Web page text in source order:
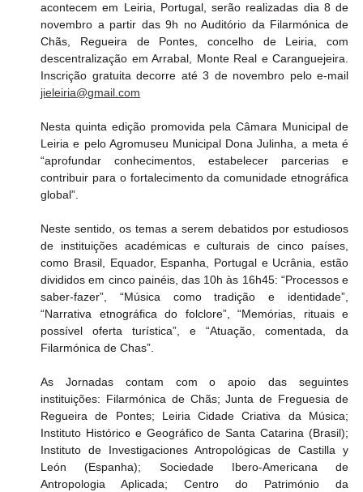
acontecem em Leiria, Portugal, serão realizadas dia 8 de
novembro a partir das 9h no Auditório da Filarmónica de
Chãs, Regueira de Pontes, concelho de Leiria, com
descentralização em Arrabal, Monte Real e Caranguejeira.
jieleiria@gmail.com
Nesta quinta edição promovida pela Câmara Municipal de
Leiria e pelo Agromuseu Municipal Dona Julinha, a meta é
“aprofundar conhecimentos, estabelecer parcerias e
contribuir para o fortalecimento da comunidade etnográfica
global”.
Neste sentido, os temas a serem debatidos por estudiosos
de instituições académicas e culturais de cinco países,
como Brasil, Equador, Espanha, Portugal e Ucrânia, estão
divididos em cinco painéis, das 10h às 16h45: “Processos e
saber-fazer”, “Música como tradição e identidade”,
“Narrativa etnográfica do folclore”, “Memórias, rituais e
possível oferta turística”, e “Atuação, comentada, da
Filarmónica de Chas”.
As Jornadas contam com o apoio das seguintes
instituições: Filarmónica de Chãs; Junta de Freguesia de
Regueira de Pontes; Leiria Cidade Criativa da Música;
Instituto Histórico e Geográfico de Santa Catarina (Brasil);
Instituto de Investigaciones Antropológicas de Castilla y
León (Espanha); Sociedade Ibero-Americana de
Antropologia Aplicada; Centro do Património da